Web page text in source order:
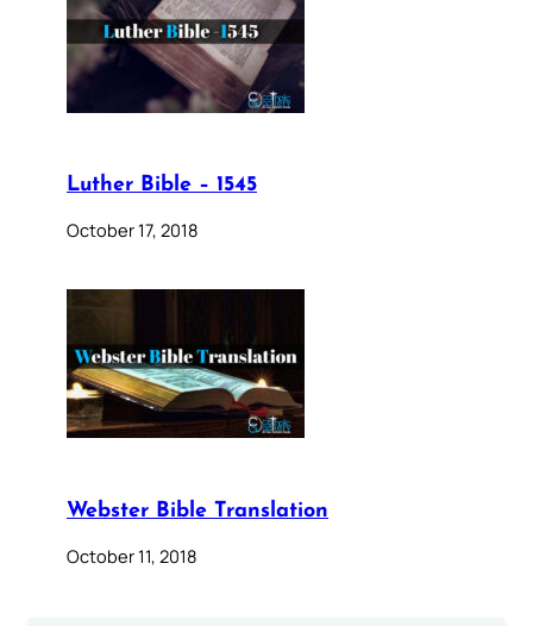
Luther Bible – 1545
October 17, 2018
Webster Bible Translation
October 11, 2018